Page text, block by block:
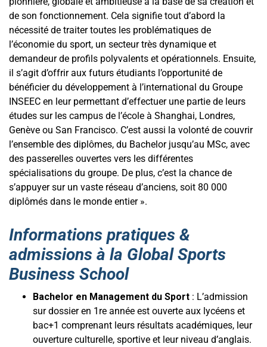
de son fonctionnement. Cela signifie tout d’abord la
nécessité de traiter toutes les problématiques de
l’économie du sport, un secteur très dynamique et
demandeur de profils polyvalents et opérationnels. Ensuite,
il s’agit d’offrir aux futurs étudiants l’opportunité de
bénéficier du développement à l’international du Groupe
INSEEC en leur permettant d’effectuer une partie de leurs
études sur les campus de l’école à Shanghai, Londres,
Genève ou San Francisco. C’est aussi la volonté de couvrir
l’ensemble des diplômes, du Bachelor jusqu’au MSc, avec
des passerelles ouvertes vers les différentes
spécialisations du groupe. De plus, c’est la chance de
s’appuyer sur un vaste réseau d’anciens, soit 80 000
diplômés dans le monde entier ».
Informations pratiques &
admissions à la Global Sports
Business School
Bachelor en Management du Sport : L’admission
sur dossier en 1re année est ouverte aux lycéens et
bac+1 comprenant leurs résultats académiques, leur
ouverture culturelle, sportive et leur niveau d’anglais.